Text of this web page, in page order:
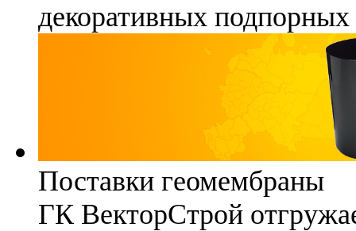
декоративных подпорных
Поставки геомембраны
ГК ВекторСтрой